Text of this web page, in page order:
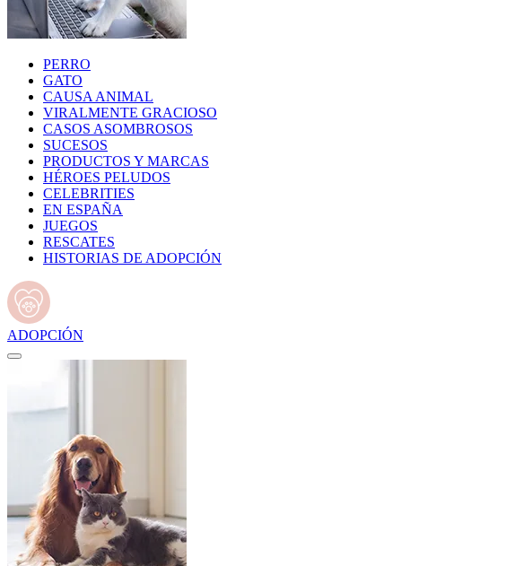
PERRO
GATO
CAUSA ANIMAL
VIRALMENTE GRACIOSO
CASOS ASOMBROSOS
SUCESOS
PRODUCTOS Y MARCAS
HÉROES PELUDOS
CELEBRITIES
EN ESPAÑA
JUEGOS
RESCATES
HISTORIAS DE ADOPCIÓN
ADOPCIÓN